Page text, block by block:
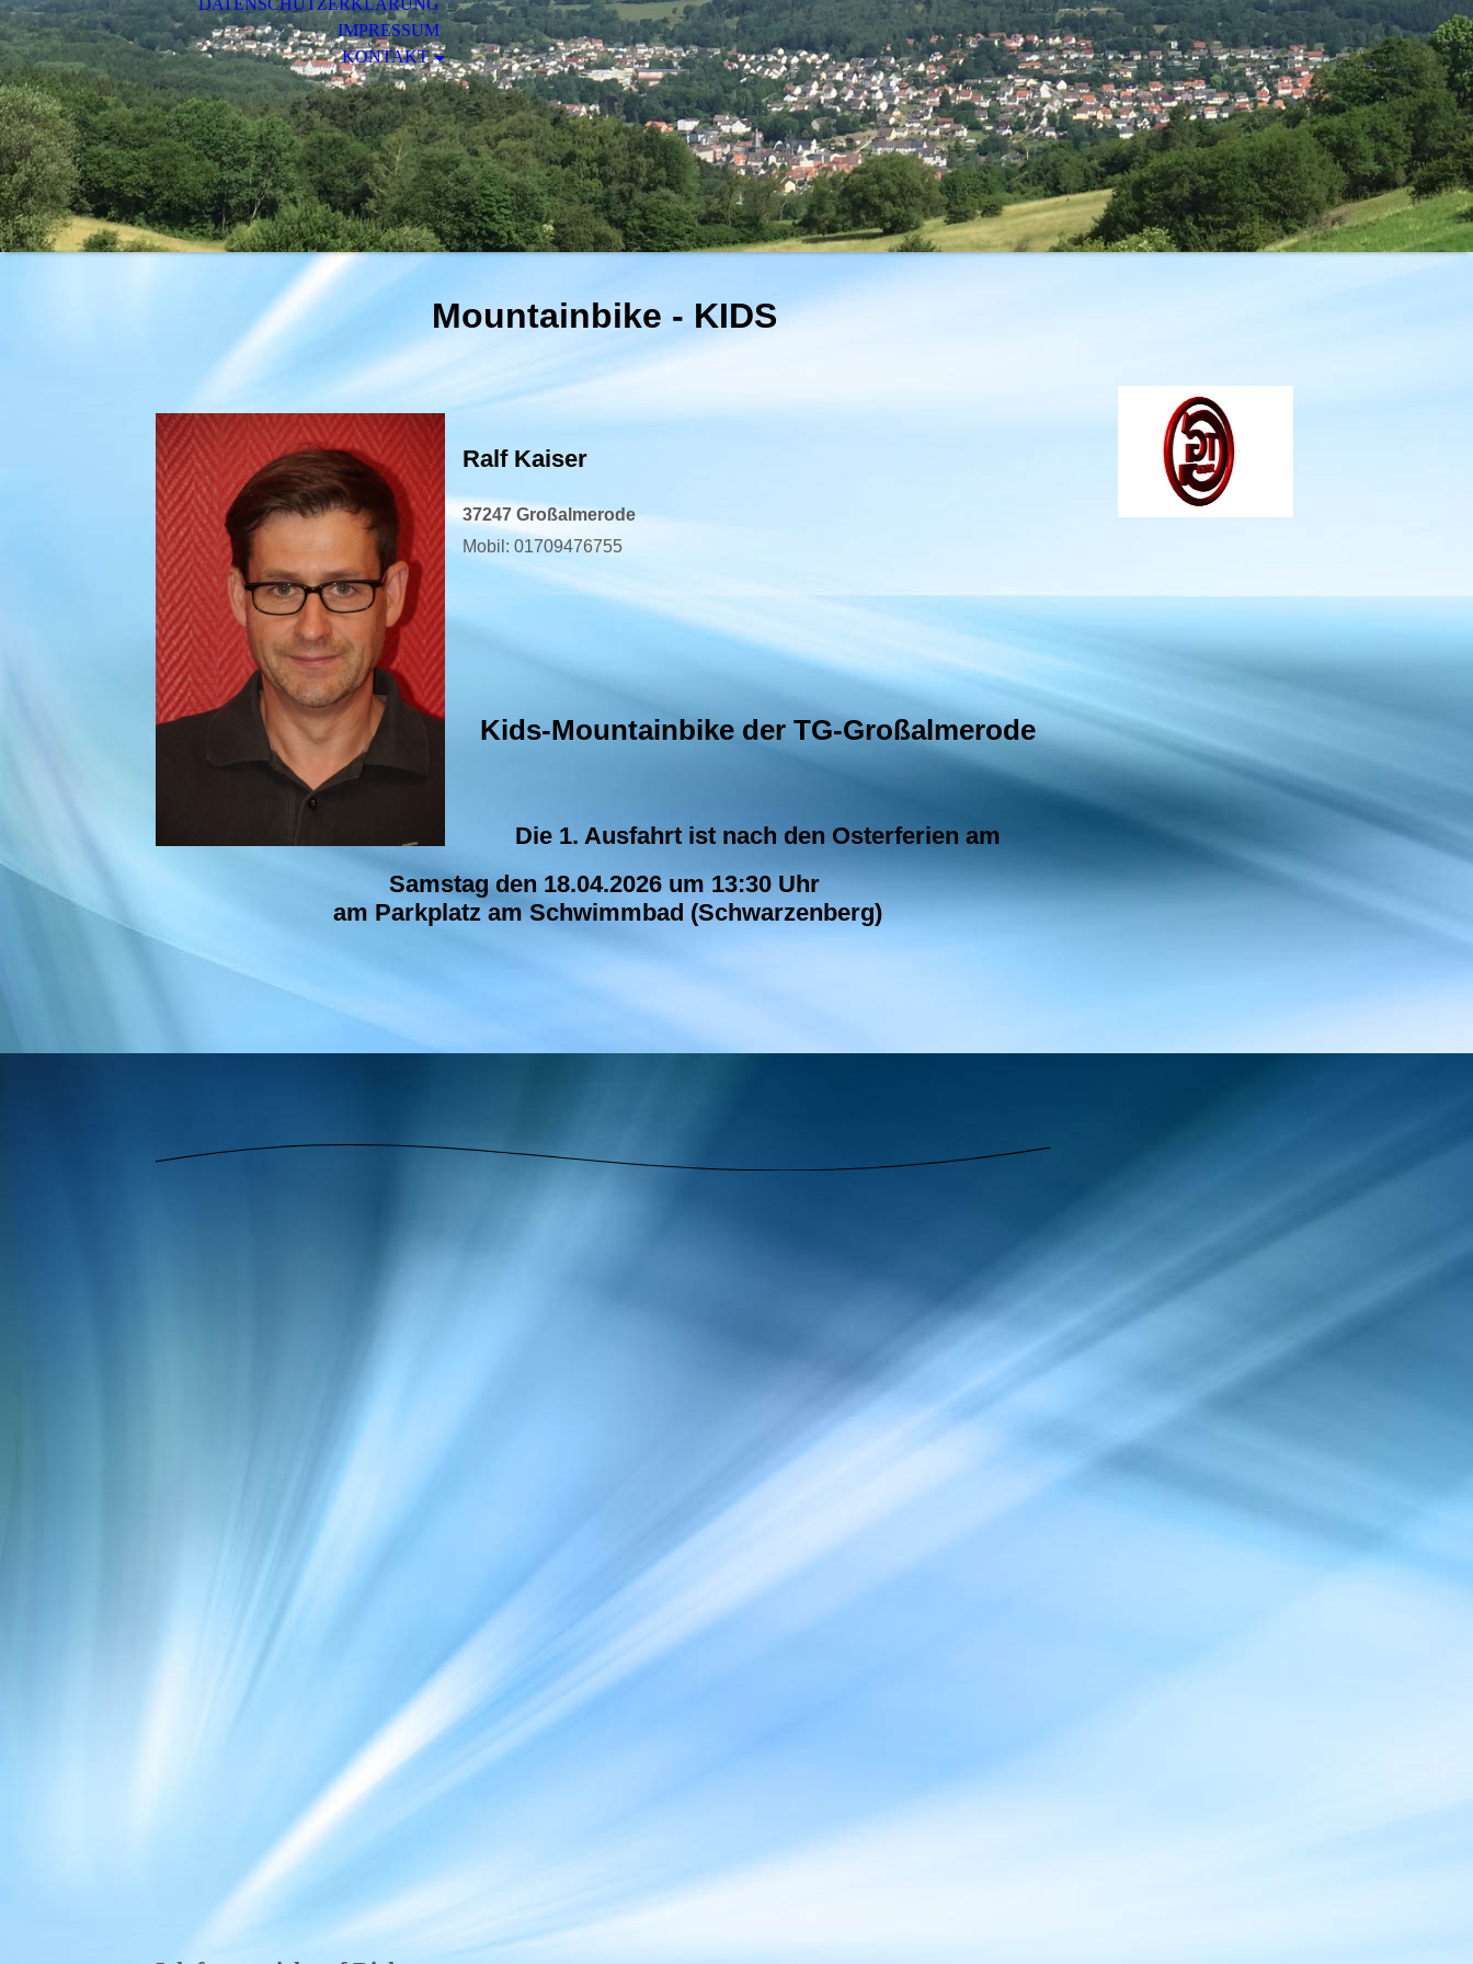
DATENSCHUTZERKLÄRUNG
IMPRESSUM
KONTAKT
Mountainbike - KIDS
Ralf Kaiser
37247 Großalmerode
Mobil: 01709476755
Kids-Mountainbike der TG-Großalmerode
Die 1. Ausfahrt ist nach den Osterferien am
Samstag den 18.04.2026 um 13:30 Uhr
am Parkplatz am Schwimmbad (Schwarzenberg)